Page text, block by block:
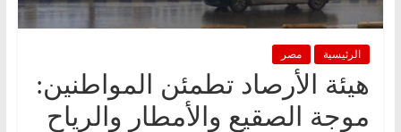
الرئيسية مصر
هيئة الأرصاد تطمئن المواطنين:
موجة الصقيع والأمطار والرياح